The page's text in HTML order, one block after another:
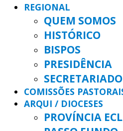
REGIONAL
QUEM SOMOS
HISTÓRICO
BISPOS
PRESIDÊNCIA
COMISSÕES
ARQUI / DIOCESES
PROVÍNCIA